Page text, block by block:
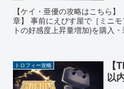
【ケイ・亜優の攻略はこちら
章】 事前にえびす屋で［ミニ
トの好感度上昇量増加)を購入
トロフィー攻略
以